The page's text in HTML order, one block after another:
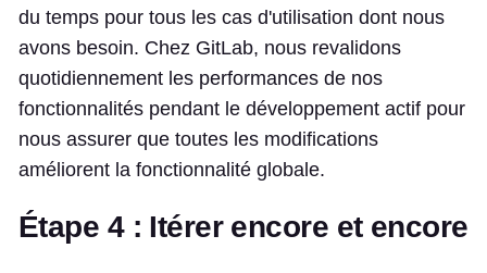
du temps pour tous les cas d'utilisation dont nous
avons besoin. Chez GitLab, nous revalidons
quotidiennement les performances de nos
fonctionnalités pendant le développement actif pour
nous assurer que toutes les modifications
améliorent la fonctionnalité globale.
Étape 4 : Itérer encore et encore